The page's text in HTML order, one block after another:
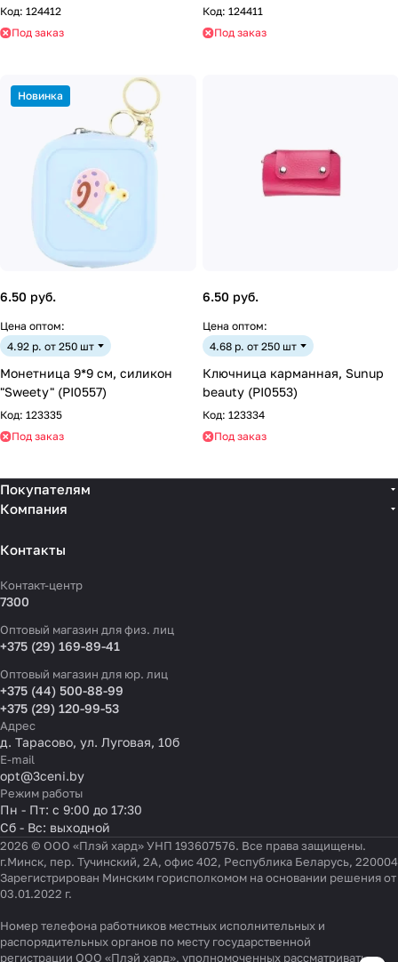
Код: 124412
Под заказ
Код: 124411
Под заказ
Новинка
6.50 руб.
Цена оптом:
4.92 р. от 250 шт
Монетница 9*9 см, cиликон
"Sweety" (PI0557)
Код: 123335
Под заказ
6.50 руб.
Цена оптом:
4.68 р. от 250 шт
Ключница карманная, Sunup
beauty (PI0553)
Код: 123334
Под заказ
Покупателям
Компания
Контакты
Контакт-центр
7300
Оптовый магазин для физ. лиц
+375 (29) 169-89-41
Оптовый магазин для юр. лиц
+375 (44) 500-88-99
+375 (29) 120-99-53
Адрес
д. Тарасово, ул. Луговая, 10б
E-mail
opt@3ceni.by
Режим работы
Пн - Пт: с 9:00 до 17:30
Сб - Вс: выходной
2026 © ООО «Плэй хард» УНП 193607576. Все права защищены.
г.Минск, пер. Тучинский, 2А, офис 402, Республика Беларусь, 220004
Зарегистрирован Минским горисполкомом на основании решения от
03.01.2022 г.
Номер телефона работников местных исполнительных и
распорядительных органов по месту государственной
регистрации ООО «Плэй хард», уполномоченных рассматривать
Настройки файлов cookie